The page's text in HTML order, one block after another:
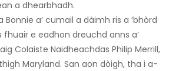
a dhearbhadh.
Bonnie a’ cumail a dàimh ris a ’bhòrd
e eadhon dreuchd anns a’
Colaiste Naidheachdas Philip Merrill,
Maryland. San aon dòigh, tha i a-